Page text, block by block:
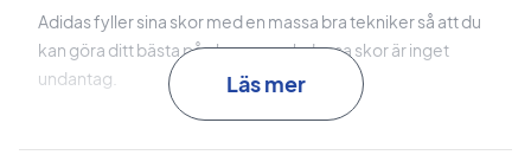
Adidas fyller sina skor med en massa bra tekniker så att du
kan göra ditt bästa på planen – och dessa skor är inget
undantag.
Läs mer